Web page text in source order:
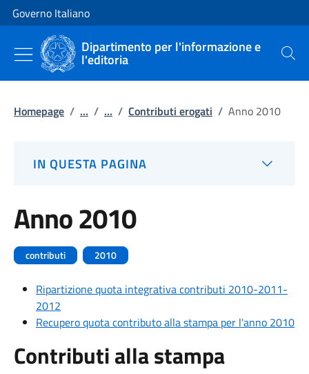
Vai al contenuto
Vai alla navigazione del sito
Governo Italiano
Dipartimento per l'informazione e
l'editoria Cerca
Homepage / ... / ... / Contributi erogati / Anno 2010
IN QUESTA PAGINA
Anno 2010
contributi 2010
Ripartizione quota integrativa contributi 2010-2011-
2012
Recupero quota contributo alla stampa per l'anno 2010
Contributi alla stampa